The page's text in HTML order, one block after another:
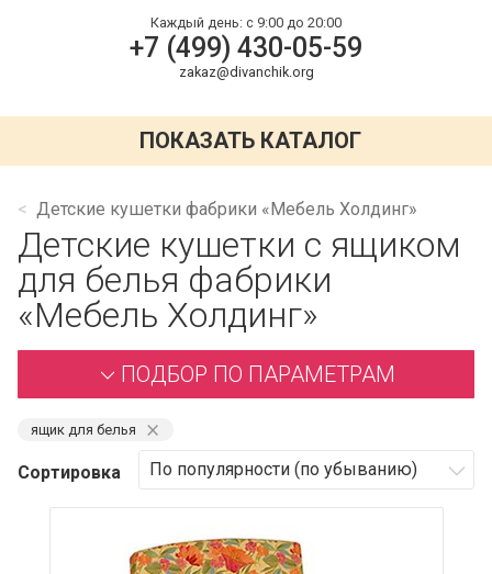
Каждый день: с 9:00 до 20:00
+7 (499) 430-05-59
zakaz@divanchik.org
ПОКАЗАТЬ КАТАЛОГ
Детские кушетки фабрики «Мебель Холдинг»
Детские кушетки с ящиком
для белья фабрики
«Мебель Холдинг»
ПОДБОР ПО ПАРАМЕТРАМ
ящик для белья ⨯
Сортировка